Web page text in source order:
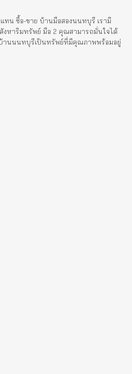
น ซื้อ-ขาย บ้านมือสองนนทบุรี เรามี
งหาริมทรัพย์ มือ 2 คุณสามารถมั่นใจได้
านนนทบุรีเป็นทรัพย์ที่มีคุณภาพพร้อมอยู่